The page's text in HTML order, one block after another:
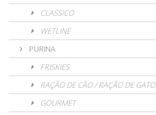
CLASSICO
WETLINE
PURINA
FRISKIES
RAÇÃO DE CÃO / RAÇÃO DE GATO
GOURMET